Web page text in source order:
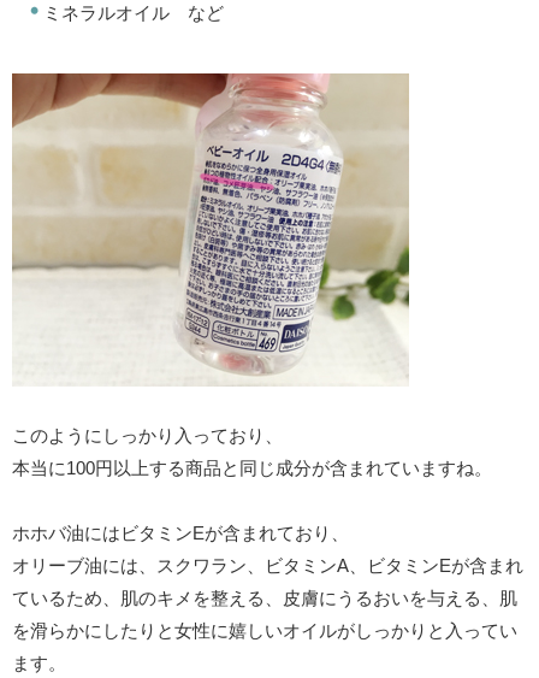
ミネラルオイル など
このようにしっかり入っており、
本当に100円以上する商品と同じ成分が含まれていますね。
ホホバ油にはビタミンEが含まれており、
オリーブ油には、スクワラン、ビタミンA、ビタミンEが含まれ
ているため、肌のキメを整える、皮膚にうるおいを与える、肌
を滑らかにしたりと女性に嬉しいオイルがしっかりと入ってい
ます。